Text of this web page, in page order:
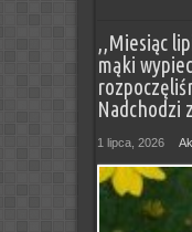
,,Miesiąc
mąki
Nadchodzi
1 lipca, 2026